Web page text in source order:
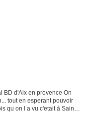
BD d'Aix en provence On
tout en esperant pouvoir
qu on l a vu c'etait à Saint